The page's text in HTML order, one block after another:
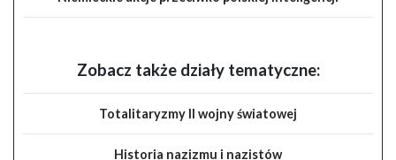
Zobacz także działy tematyczne:
Totalitaryzmy II wojny światowej
Historia nazizmu i nazistów